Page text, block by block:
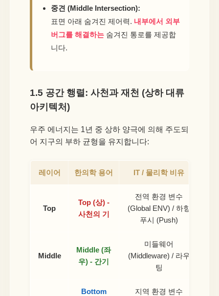
중견 (Middle Intersection):
표면 아래 숨겨진 제어력. 내부에서 외부
버그를 해결하는 숨겨진 통로를 제공합
니다.
1.5 공간 행렬: 사천과 재천 (상하 대류
아키텍처)
우주 에너지는 1년 중 상하 양극에 의해 주도되
어 지구의 부하 균형을 유지합니다:
레이어 한의학 용어 IT / 물리학 비유
Top
Top (상) -
사천의 기
전역 환경 변수
(Global ENV) / 하향
푸시 (Push)
Middle
Middle (좌
우) - 간기
미들웨어
(Middleware) / 라우
팅
Bottom
지역 환경 변수